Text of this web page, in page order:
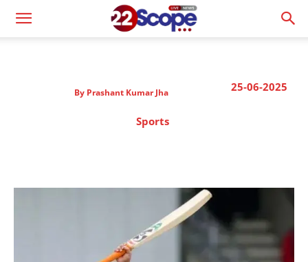
25-06-2025
By Prashant Kumar Jha
Sports